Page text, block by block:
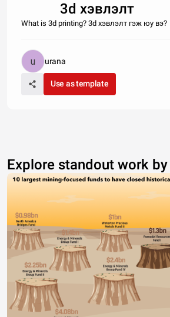
3d хэвлэлт
What is 3d printing? 3d хэвлэлт гэж юу вэ?
urana
Use as template
Explore standout work